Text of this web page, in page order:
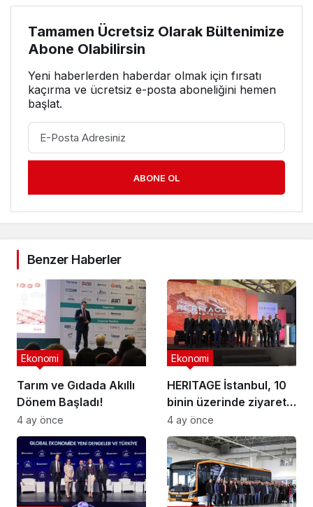
Tamamen Ücretsiz Olarak Bültenimize
Abone Olabilirsin
Yeni haberlerden haberdar olmak için fırsatı
kaçırma ve ücretsiz e-posta aboneliğini hemen
başlat.
ABONE OL
Benzer Haberler
Tarım ve Gıdada Akıllı
Dönem Başladı!
Ekonomi
4 ay önce
HERITAGE İstanbul, 10
binin üzerinde ziyaretçi
ağırladı
Ekonomi
4 ay önce